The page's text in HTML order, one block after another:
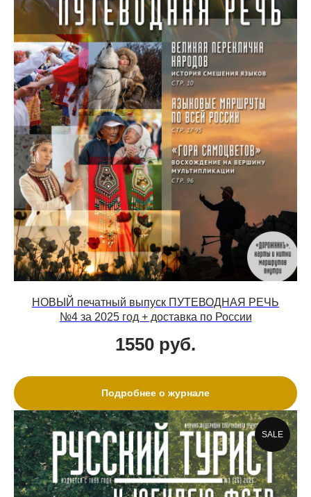
НОВЫЙ печатный выпуск ПУТЕВОДНАЯ РЕЧЬ
№4 за 2025 год + доставка по России
1550 руб.
Подробнее о журнале
SALE